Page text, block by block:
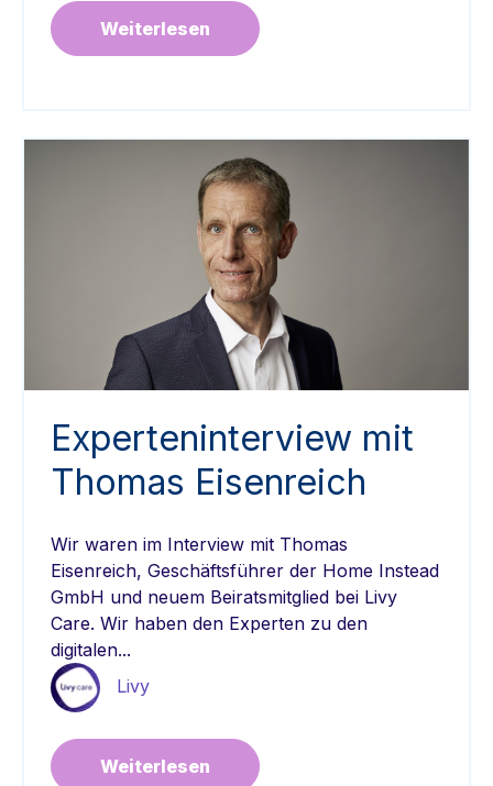
Weiterlesen
Experteninterview mit
Thomas Eisenreich
Wir waren im Interview mit Thomas
Eisenreich, Geschäftsführer der Home Instead
GmbH und neuem Beiratsmitglied bei Livy
Care. Wir haben den Experten zu den
digitalen...
Livy
Weiterlesen